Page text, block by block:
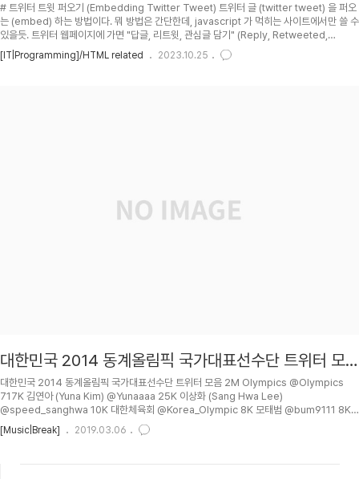
# 트위터 트윗 퍼오기 (Embedding Twitter Tweet) 트위터 글 (twitter tweet) 을 퍼오
는 (embed) 하는 방법이다. 뭐 방법은 간단한데, javascript 가 먹히는 사이트에서만 쓸 수
있을듯. 트위터 웹페이지에 가면 "답글, 리트윗, 관심글 담기" (Reply, Retweeted,
Favorite) 옆에 더 보기 (More) 가 있고 이것을 클릭하면 "트윗 담아가기" (Embed
tweet) 가 보인다. 그러면 아래와 같은 javascript link 가 들어간 html code 를 준다. 이
[IT|Programming]/HTML related 2023.10.25
대한민국 2014 동계올림픽 국가대표선수단 트위터 모
음
대한민국 2014 동계올림픽 국가대표선수단 트위터 모음 2M Olympics @Olympics
717K 김연아 (Yuna Kim) @Yunaaaa 25K 이상화 (Sang Hwa Lee)
@speed_sanghwa 10K 대한체육회 @Korea_Olympic 8K 모태범 @bum9111 8K
박승희 @hkjhy0328 6K 이규혁 (kyouhyuk Lee) @speedkh 6K 이한빈 @lhb0925
5K 이승훈 @success0306 4K 조해리 @hari0729 4K 노진규 @njk0720 2K 박세
[Music|Break] 2019.03.06